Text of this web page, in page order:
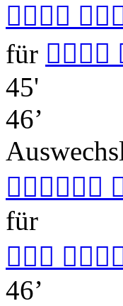

für 
45'
46’

für

46’